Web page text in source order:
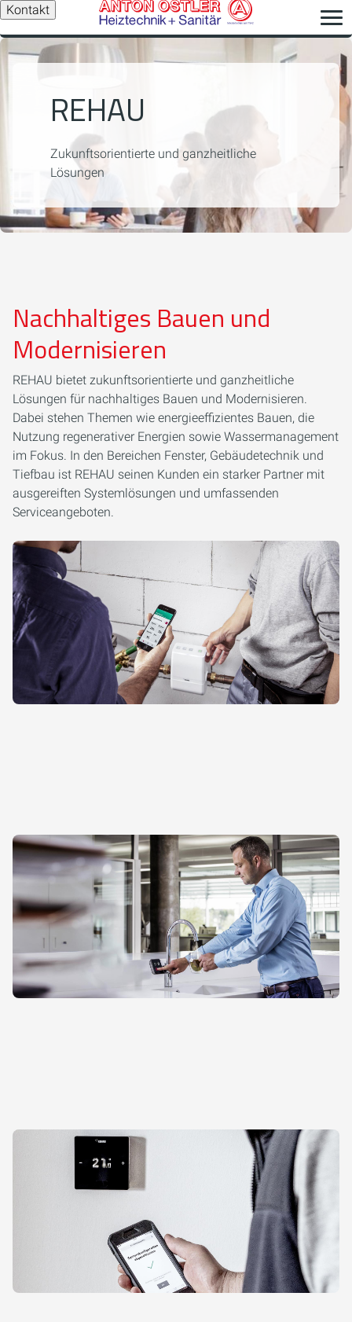
Kontakt
REHAU
Zukunftsorientierte und ganzheitliche
Lösungen
Nachhaltiges Bauen und
Modernisieren
REHAU bietet zukunftsorientierte und ganzheitliche
Lösungen für nachhaltiges Bauen und Modernisieren.
Dabei stehen Themen wie energieeffizientes Bauen, die
Nutzung regenerativer Energien sowie Wassermanagement
im Fokus. In den Bereichen Fenster, Gebäudetechnik und
Tiefbau ist REHAU seinen Kunden ein starker Partner mit
ausgereiften Systemlösungen und umfassenden
Serviceangeboten.